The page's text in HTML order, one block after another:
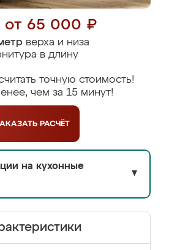
от 65 000 ₽
верха и низа
в длину
точную стоимость!
чем за 15 минут!
РАСЧЁТ
на кухонные
▼